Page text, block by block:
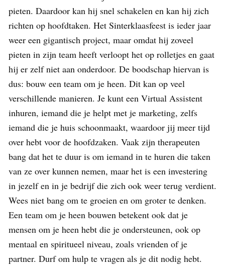
pieten. Daardoor kan hij snel schakelen en kan hij zich
richten op hoofdtaken. Het Sinterklaasfeest is ieder jaar
weer een gigantisch project, maar omdat hij zoveel
pieten in zijn team heeft verloopt het op rolletjes en gaat
hij er zelf niet aan onderdoor. De boodschap hiervan is
dus: bouw een team om je heen. Dit kan op veel
verschillende manieren. Je kunt een Virtual Assistent
inhuren, iemand die je helpt met je marketing, zelfs
iemand die je huis schoonmaakt, waardoor jij meer tijd
over hebt voor de hoofdzaken. Vaak zijn therapeuten
bang dat het te duur is om iemand in te huren die taken
van ze over kunnen nemen, maar het is een investering
in jezelf en in je bedrijf die zich ook weer terug verdient.
Wees niet bang om te groeien en om groter te denken.
Een team om je heen bouwen betekent ook dat je
mensen om je heen hebt die je ondersteunen, ook op
mentaal en spiritueel niveau, zoals vrienden of je
partner. Durf om hulp te vragen als je dit nodig hebt.